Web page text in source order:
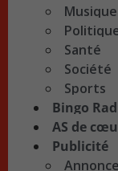
Musique
Santé
Société
Sports
Bingo
AS de
Publicité